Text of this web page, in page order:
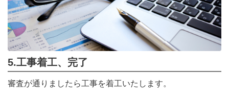
5.工事着工、完了
審査が通りましたら工事を着工いたします。